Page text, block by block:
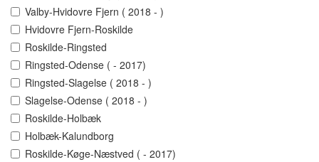
Valby-Hvidovre Fjern ( 2018 - )
Hvidovre Fjern-Roskilde
Roskilde-Ringsted
Ringsted-Odense ( - 2017)
Ringsted-Slagelse ( 2018 - )
Slagelse-Odense ( 2018 - )
Roskilde-Holbæk
Holbæk-Kalundborg
Roskilde-Køge-Næstved ( - 2017)